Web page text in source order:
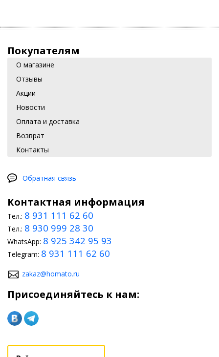
Покупателям
О магазине
Отзывы
Акции
Новости
Оплата и доставка
Возврат
Контакты
Обратная связь
Контактная информация
Тел.: 8 931 111 62 60
Тел.: 8 930 999 28 30
WhatsApp: 8 925 342 95 93
Telegram: 8 931 111 62 60
zakaz@homato.ru
Присоединяйтесь к нам: